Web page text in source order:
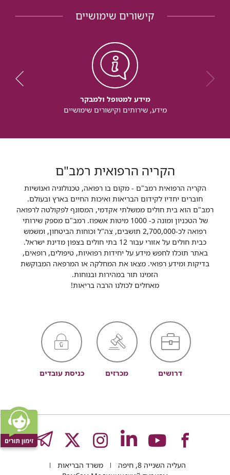
קישורים שימושיים
מידע למטופל ולמבקר
מידע, שירותים וקישורים שימושיים
הקריה הרפואית רמב"ם
הקריה הרפואית רמב"ם - מקום בו רפואה, טכנולוגיה ואנושיות
חוברים יחדיו לקידום הבריאות ואיכות החיים בארץ ובעולם.
רמב"ם הוא בית חולים ממשלתי אקדמי, המסונף לפקולטה לרפואה
של הטכניון ומונה כ- 1000 מיטות אשפוז. רמב"ם מספק שירותי
רפואה לכ-2,700,000 תושבים, צה"ל וכוחות הביטחון, ומשמש
כבית חולים על אזורי עבור 12 בתי חולים בצפון מדינת ישראל.
באתר תוכלו לחפש מידע על יחידות רפואיות, טיפולים, רופאים,
בדיקות ומידע רפואי. מצאו את המחלקה או המרפאה המבוקשת
הזמינו תור במהירות ובנוחות.
מאחלים לכולנו הרבה בריאות!
דרושים מכרזים כניסת עובדים
לעמוד
לעמוד
לעמוד
לעמוד
לעמוד
העליה השנייה 8, חיפה
משרד הבריאות